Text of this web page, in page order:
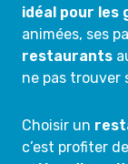
idéal pour les
animées, ses
restaurants
ne pas trouver
Choisir un
c’est profiter